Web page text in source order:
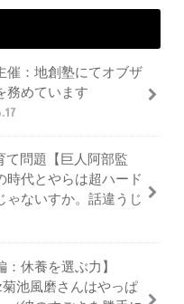
催：地創塾にてオブザ
務めています
て問題【巨人阿部監
時代とやらは超ハード
ゃないすか。話違うじ
：休養を選ぶ力】
池風磨さんはやっぱ